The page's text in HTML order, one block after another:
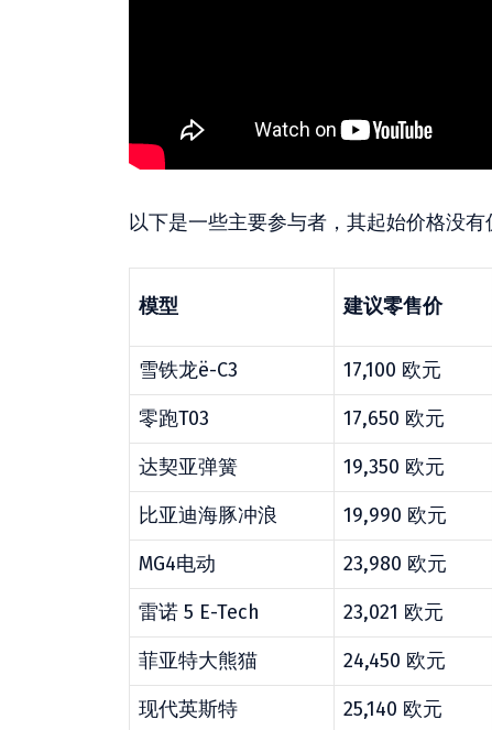
以下是一些主要参与者，其起始价格没
模型 建议零售价
雪铁龙ë-C3 17,100 欧元
零跑T03
17,650 欧元
达契亚弹簧
19,350 欧元
比亚迪海豚冲浪
19,990 欧元
MG4电动
23,980 欧元
雷诺 5 E-Tech
23,021 欧元
菲亚特大熊猫
24,450 欧元
现代英斯特
25,140 欧元